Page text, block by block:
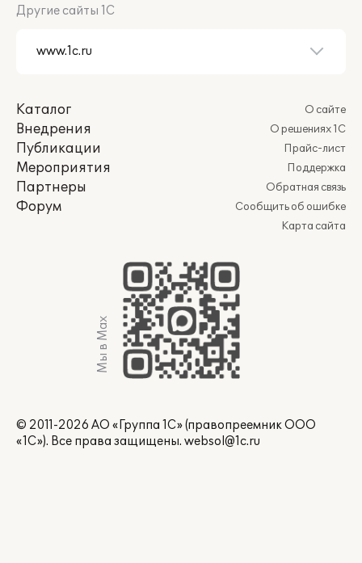
Другие сайты 1С
Каталог
Внедрения
Публикации
Мероприятия
Партнеры
Форум
О сайте
О решениях 1С
Прайс-лист
Поддержка
Обратная связь
Сообщить об ошибке
Карта сайта
Мы в Max
© 2011-2026 АО «Группа 1С» (правопреемник ООО
«1С»). Все права защищены. websol@1c.ru